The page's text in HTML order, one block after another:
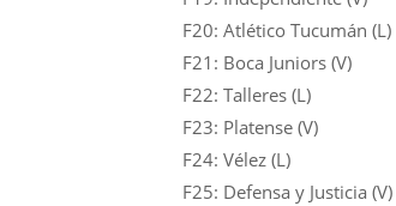
F20: Atlético Tucumán (L)
F21: Boca Juniors (V)
F22: Talleres (L)
F23: Platense (V)
F24: Vélez (L)
F25: Defensa y Justicia (V)